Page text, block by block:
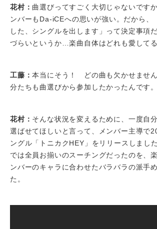
花村： 曲選びってすごく大切じゃないです
ンバーもDa-iCEへの思いが強い。だから、
した、シングルを出します」って決定事項
づらいというか…楽曲自体はどれも愛してる
工藤：本当にそう！ どの曲も欠かせませ
分たちも曲選びから参加したかったんです。
花村： そんな状況を変えるために、一度自
選ばせてほしいと言って、メンバー主導で
ングル「トニカクHEY」をリリースしまし
では全員お揃いのスーチングだったのを、
ンバーのキャラに合わせたバラバラの派手
た。